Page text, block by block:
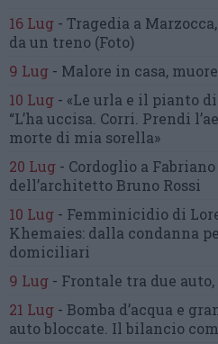
16 Lug - Tragedia a Marzocca,
da un treno (Foto)
9 Lug - Malore in casa, muore
10 Lug - «Le urla e il pianto
“L’ha uccisa. Corri. Prendi
morte di mia sorella»
20 Lug - Cordoglio a
dell’architetto Bruno Rossi
10 Lug - Femminicidio di
Khemaies: dalla condanna
domiciliari
9 Lug - Frontale tra due auto,
21 Lug - Bomba d’acqua e
auto bloccate. Il bilancio